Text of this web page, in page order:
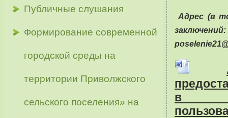
Публичные слушания
Формирование современной
городской среды на
территории Приволжского
сельского поселения» на
Адрес (в
в